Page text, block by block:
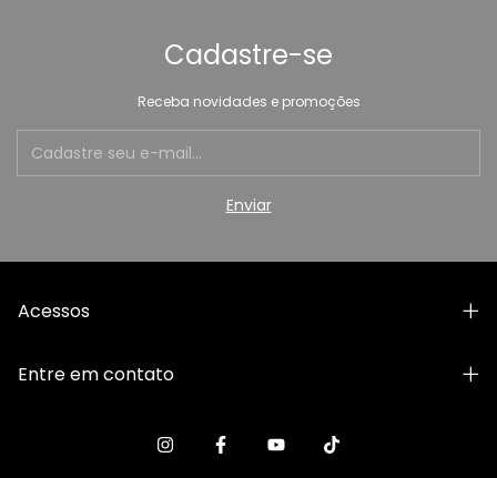
Cadastre-se
Receba novidades e promoções
Acessos
Entre em contato